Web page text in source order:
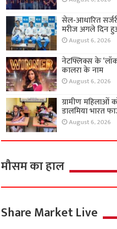
सेल-आधारित
मरीज अगले दिन
August 6, 2026
नेटफ्लिक्स के
कालरा के नाम
August 6, 2026
ग्रामीण महिलाओं
डालमिया भारत
August 6, 2026
मौसम का हाल
Share Market Live